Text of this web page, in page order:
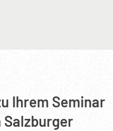
Ihrem Seminar